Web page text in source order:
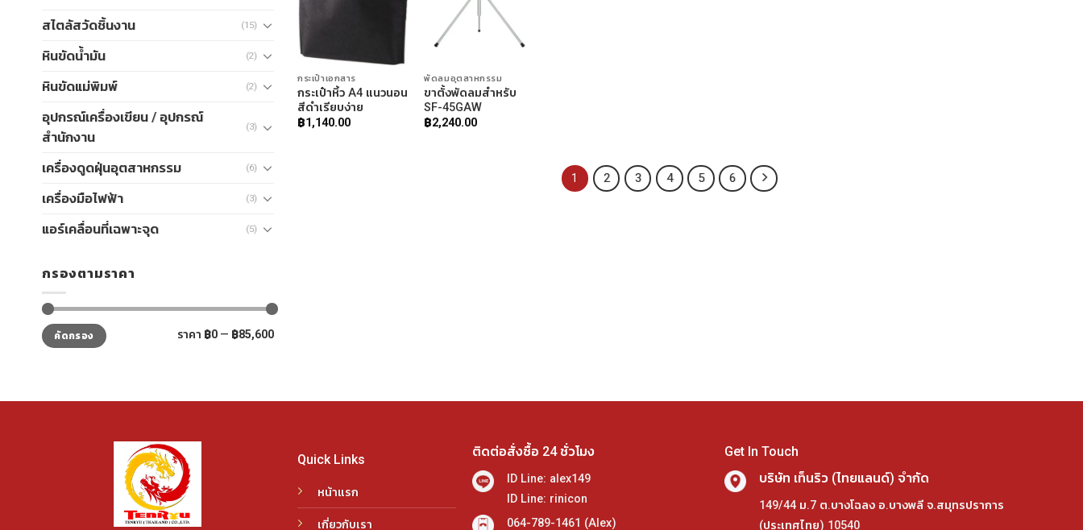
สไตลัสวัดชิ้นงาน (15)
หินขัดน้ำมัน (2)
หินขัดแม่พิมพ์ (2)
อุปกรณ์เครื่องเขียน / อุปกรณ์
สำนักงาน
(3)
เครื่องดูดฝุ่นอุตสาหกรรม (6)
เครื่องมือไฟฟ้า (3)
แอร์เคลื่อนที่เฉพาะจุด (5)
กรองตามราคา
ราคา
ต่ำ
สุด
ราคา
สูงสุดคัดกรอง ราคา ฿0— ฿85,600
กระเป๋าเอกสาร
กระเป๋าหิ้ว A4 แนวนอน
สีดำเรียบง่าย
฿1,140.00
พัดลมอุตสาหกรรม
ขาตั้งพัดลมสำหรับ
SF-45GAW
฿2,240.00
1 2 3 4 5 6
Quick Links
หน้าแรก
เกี่ยวกับเรา
ติดต่อสั่งซื้อ 24 ชั่วโมง
ID Line: alex149
ID Line: rinicon
064-789-1461 (Alex)
Get In Touch
บริษัท เท็นริว (ไทยแลนด์) จำกัด
149/44 ม.7 ต.บางโฉลง อ.บางพลี จ.สมุทรปราการ
(ประเทศไทย) 10540